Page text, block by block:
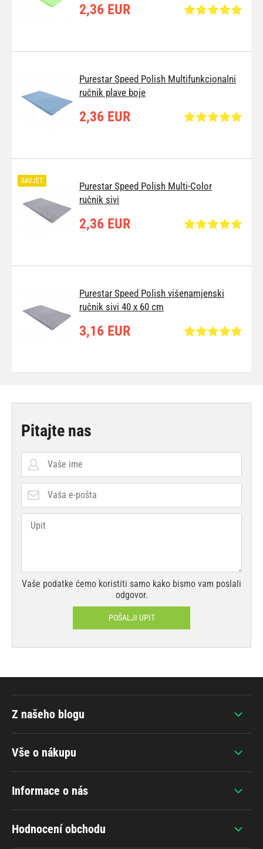
2,36 EUR
Purestar Speed Polish Multifunkcionalni
ručnik plave boje
2,36 EUR
Purestar Speed Polish Multi-Color
ručnik sivi
SAVJET
2,36 EUR
Purestar Speed Polish višenamjenski
ručnik sivi 40 x 60 cm
3,16 EUR
Pitajte nas
Vaše podatke ćemo koristiti samo kako bismo vam poslali
odgovor.
POŠALJI UPIT
Vše o nákupu
Informace o nás
Hodnocení obchodu
Z našeho blogu